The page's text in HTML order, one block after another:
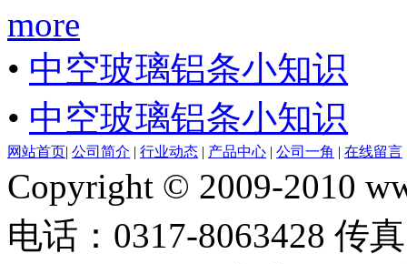
more
• 中空玻璃铝条小知识
• 中空玻璃铝条小知识
网站首页| 公司简介 | 行业动态 | 产品中心 | 公司一角 | 在线留言
Copyright © 2009-2010
电话：0317-8063428 传